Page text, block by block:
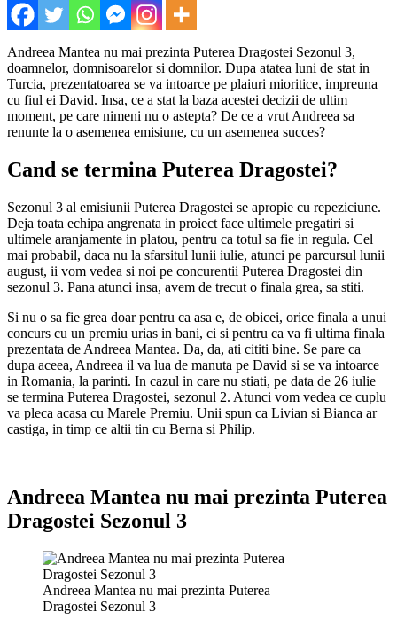
Andreea Mantea nu mai prezinta Puterea Dragostei Sezonul 3,
doamnelor, domnisoarelor si domnilor. Dupa atatea luni de stat in
Turcia, prezentatoarea se va intoarce pe plaiuri mioritice, impreuna
cu fiul ei David. Insa, ce a stat la baza acestei decizii de ultim
moment, pe care nimeni nu o astepta? De ce a vrut Andreea sa
renunte la o asemenea emisiune, cu un asemenea succes?
Cand se termina Puterea Dragostei?
Sezonul 3 al emisiunii Puterea Dragostei se apropie cu repeziciune.
Deja toata echipa angrenata in proiect face ultimele pregatiri si
ultimele aranjamente in platou, pentru ca totul sa fie in regula. Cel
mai probabil, daca nu la sfarsitul lunii iulie, atunci pe parcursul lunii
august, ii vom vedea si noi pe concurentii Puterea Dragostei din
sezonul 3. Pana atunci insa, avem de trecut o finala grea, sa stiti.
Si nu o sa fie grea doar pentru ca asa e, de obicei, orice finala a unui
concurs cu un premiu urias in bani, ci si pentru ca va fi ultima finala
prezentata de Andreea Mantea. Da, da, ati cititi bine. Se pare ca
dupa aceea, Andreea il va lua de manuta pe David si se va intoarce
in Romania, la parinti. In cazul in care nu stiati, pe data de 26 iulie
se termina Puterea Dragostei, sezonul 2. Atunci vom vedea ce cuplu
va pleca acasa cu Marele Premiu. Unii spun ca Livian si Bianca ar
castiga, in timp ce altii tin cu Berna si Philip.
Andreea Mantea nu mai prezinta Puterea
Dragostei Sezonul 3
Andreea Mantea nu mai prezinta Puterea
Dragostei Sezonul 3